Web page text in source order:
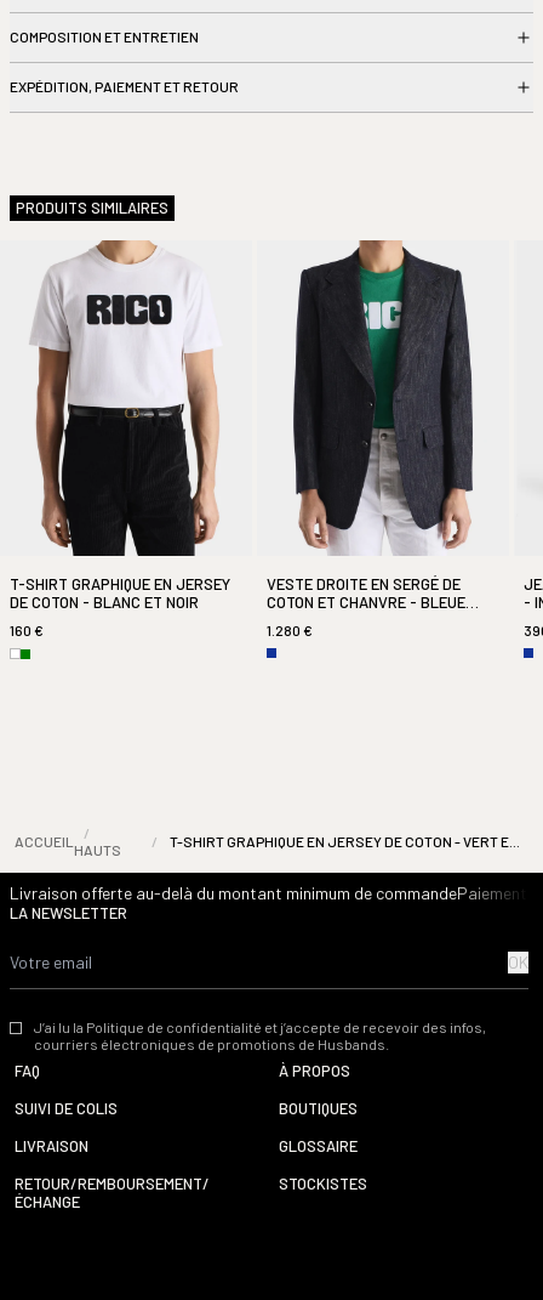
COMPOSITION ET ENTRETIEN
EXPÉDITION, PAIEMENT ET RETOUR
PRODUITS SIMILAIRES
T-SHIRT GRAPHIQUE EN JERSEY
DE COTON - BLANC ET NOIR
160 €
VESTE DROITE EN SERGÉ DE
COTON ET CHANVRE - BLEUE
1.280 €
-
ACCUEIL
/
HAUTS
/ T-SHIRT GRAPHIQUE EN JERSEY DE COTON - VERT ET BLANC
Livraison offerte au-delà du montant minimum de commandePaiement
LA NEWSLETTER
OK
J’ai lu la Politique de confidentialité et j’accepte de recevoir des infos,
courriers électroniques de promotions de Husbands.
FAQ
SUIVI DE COLIS
LIVRAISON
RETOUR/REMBOURSEMENT/
ÉCHANGE
À PROPOS
BOUTIQUES
GLOSSAIRE
STOCKISTES
Lundi
Mardi
11h00 – 19h00
Samedi
Dimanche
En stock